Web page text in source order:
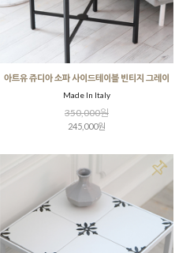
아트유 쥬디아 소파 사이드테이블 빈티지 그레이
Made In Italy
350,000원
245,000원